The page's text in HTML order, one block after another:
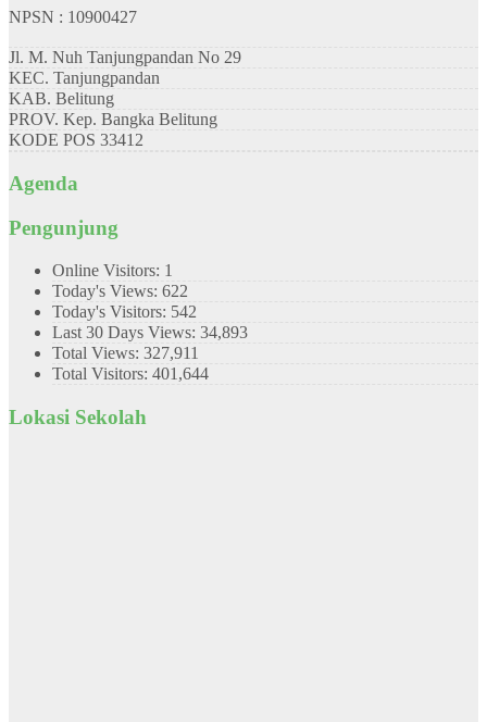
NPSN : 10900427
Jl. M. Nuh Tanjungpandan No 29
KEC. Tanjungpandan
KAB. Belitung
PROV. Kep. Bangka Belitung
KODE POS 33412
Agenda
Pengunjung
Online Visitors: 1
Today's Views: 622
Today's Visitors: 542
Last 30 Days Views: 34,893
Total Views: 327,911
Total Visitors: 401,644
Lokasi Sekolah